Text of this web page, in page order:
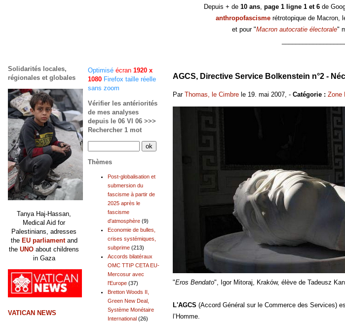
Depuis + de 10 ans, page 1 ligne 1 et 6 de
anthropofascisme rétrotopique de Macron,
et pour "Macron autocratie électorale"
AGCS, Directive Service Bolkenstein n°2 -
Par Thomas, le Cimbre le 19. mai 2007, - Catégorie : Zone
"Eros Bendato", Igor Mitoraj, Kraków, élève de Tadeusz
L'AGCS (Accord Général sur le Commerce des Services)
l’Homme.
Optimisé écran 1920 x
1080 Firefox taille réelle
sans zoom
Vérifier les antériorités
de mes analyses
depuis le 06 VI 06 >>>
Rechercher 1 mot
Thèmes
Post-globalisation et
submersion du
fascisme à partir de
2025 après le
fascisme
d'atmosphère (9)
Economie de bulles,
crises systémiques,
subprime (213)
Accords bilatéraux
OMC TTIP CETA EU-
Mercosur avec
l'Europe (37)
Bretton Woods II,
Green New Deal,
Système Monétaire
International (26)
Solidarités locales,
régionales et globales
Tanya Haj-Hassan,
Medical Aid for
Palestinians, adresses
the EU parliamentand
the UNO about childrens
in Gaza
VATICAN NEWS